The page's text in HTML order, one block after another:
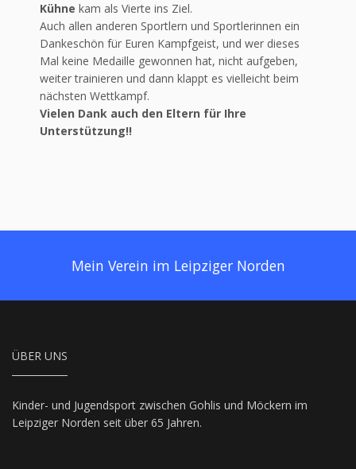
Kühne kam als Vierte ins Ziel.
Auch allen anderen Sportlern und Sportlerinnen ein
Dankeschön für Euren Kampfgeist, und wer dieses
Mal keine Medaille gewonnen hat, nicht aufgeben,
weiter trainieren und dann klappt es vielleicht beim
nächsten Wettkampf.
Vielen Dank auch den Eltern für Ihre
Unterstützung!!
Mein Verein im Leipziger Norden
ÜBER UNS
Kinder- und Jugendsport zwischen Gohlis und Möckern im
Leipziger Norden seit über 65 Jahren.